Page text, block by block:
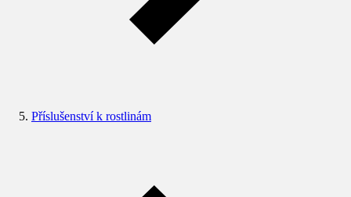
Příslušenství k rostlinám